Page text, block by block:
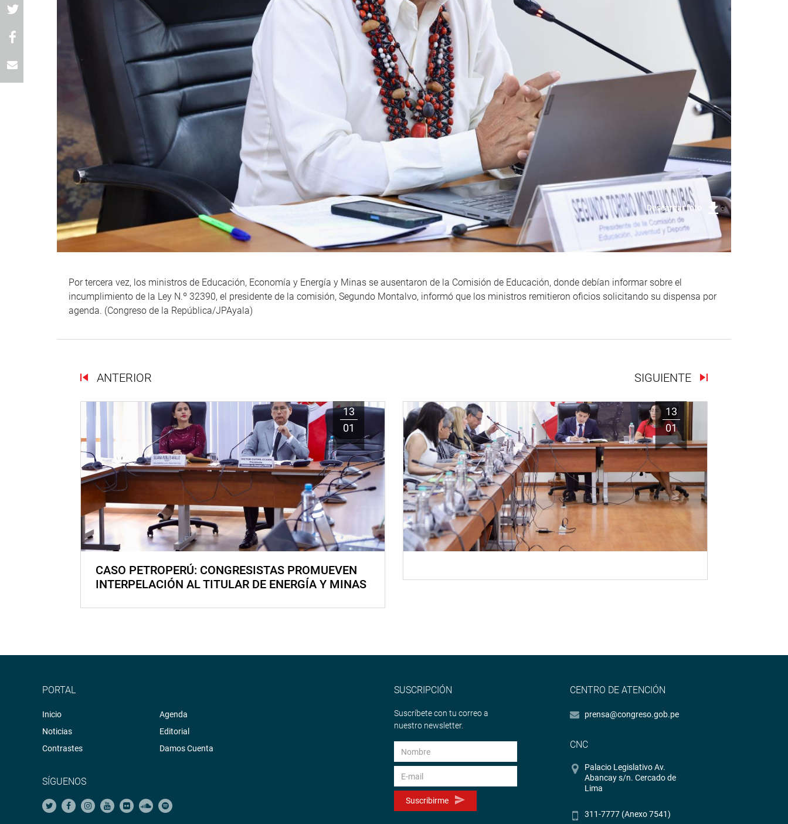
Descargar foto
Por tercera vez, los ministros de Educación, Economía y Energía y Minas se ausentaron de la Comisión de Educación, donde debían informar sobre el
incumplimiento de la Ley N.º 32390, el presidente de la comisión, Segundo Montalvo, informó que los ministros remitieron oficios solicitando su dispensa por
agenda. (Congreso de la República/JPAyala)
ANTERIOR SIGUIENTE
13
01
CASO PETROPERÚ: CONGRESISTAS PROMUEVEN
INTERPELACIÓN AL TITULAR DE ENERGÍA Y MINAS
13
01
PORTAL
Inicio
Noticias
Contrastes
Agenda
Editorial
Damos Cuenta
SÍGUENOS
SUSCRIPCIÓN
Suscríbete con tu correo a
nuestro newsletter.
Suscribirme
CENTRO DE ATENCIÓN
prensa@congreso.gob.pe
CNC
Palacio Legislativo Av.
Abancay s/n. Cercado de
Lima
311-7777 (Anexo 7541)